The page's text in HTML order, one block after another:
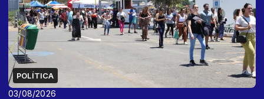
POLÍTICA
03/08/2026